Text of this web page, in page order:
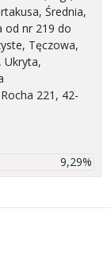
Średnia,
od nr 219 do
Tęczowa,
Ukryta,
221, 42-
9,29%